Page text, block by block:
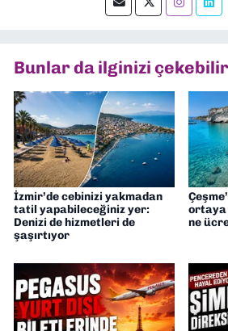
Bunlar da ilginizi çekebilir
İzmir’de cebinizi yakmadan
tatil yapabileceğiniz yer:
Denizi de hizmetleri de
şaşırtıyor
ortaya
ne